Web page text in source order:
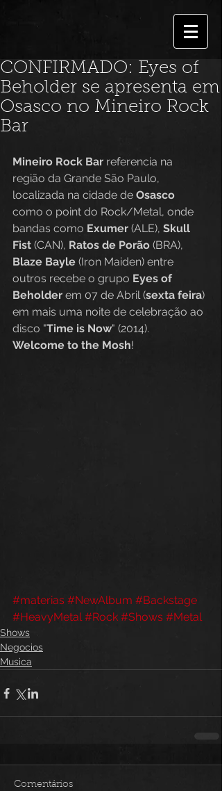
CONFIRMADO: Eyes of
Beholder se apresenta em
Osasco no Mineiro Rock
Bar
Mineiro Rock Bar referencia na
região da Grande São Paulo,
localizada na cidade de Osasco
como o point do Rock/Metal, onde
bandas como Exumer (ALE), Skull
Fist (CAN), Ratos de Porão (BRA),
Blaze Bayle (Iron Maiden) entre
outros recebe o grupo Eyes of
Beholder em 07 de Abril (sexta feira)
em mais uma noite de celebração ao
disco "Time is Now" (2014).
Welcome to the Mosh!
#materias #NewAlbum #Backstage
#HeavyMetal #Rock #Shows #Metal
Shows
Negocios
Musica
Comentários